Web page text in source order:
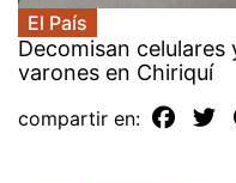
El País
Decomisan
varones en Chiriquí
compartir en: